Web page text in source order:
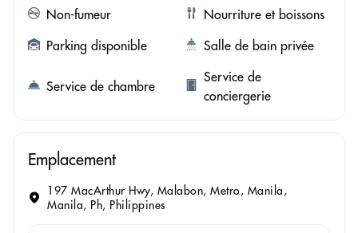
Non-fumeur
Nourriture et boissons
Parking disponible
Salle de bain privée
Service de chambre
Service de
conciergerie
Emplacement
197 MacArthur Hwy, Malabon, Metro, Manila,
Manila, Ph, Philippines